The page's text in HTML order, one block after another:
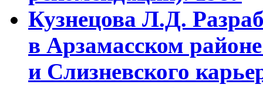
Кузнецова Л.Д.
в Арзамасском
и Слизневского